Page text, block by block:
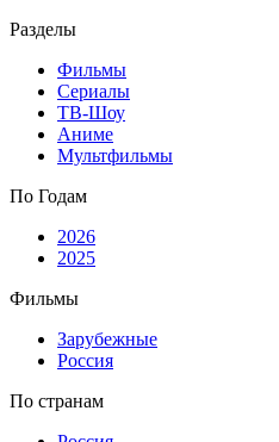
Разделы
Фильмы
Сериалы
ТВ-Шоу
Аниме
Мультфильмы
По Годам
2026
2025
Фильмы
Зарубежные
Россия
По странам